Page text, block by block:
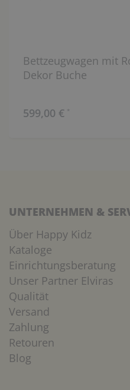
Bettzeugwagen mit
Dekor Buche
599,00 € *
UNTERNEHMEN &
Über Happy Kidz
Kataloge
Einrichtungsberatung
Unser Partner Elviras
Qualität
Versand
Zahlung
Retouren
Blog